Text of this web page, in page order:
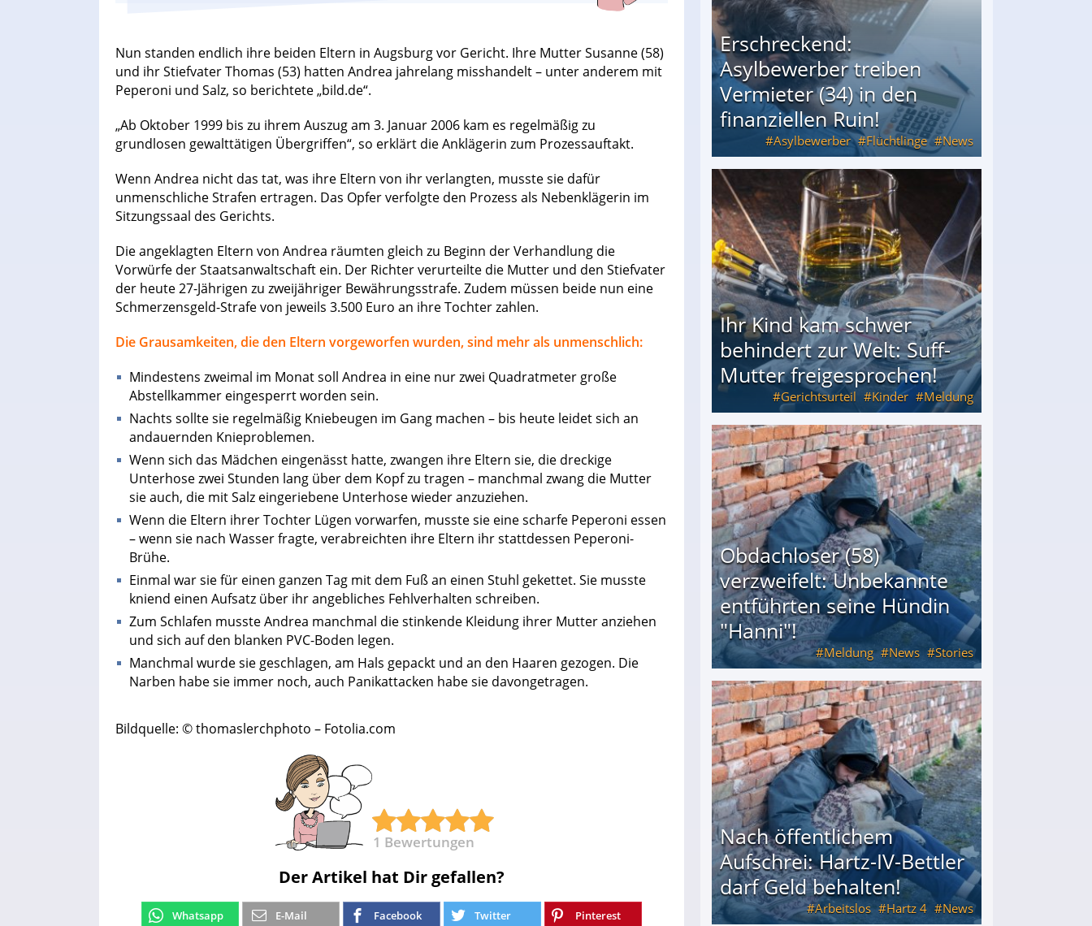
Nun standen endlich ihre beiden Eltern in Augsburg vor Gericht. Ihre Mutter Susanne (58)
und ihr Stiefvater Thomas (53) hatten Andrea jahrelang misshandelt – unter anderem mit
Peperoni und Salz, so berichtete „bild.de“.
„Ab Oktober 1999 bis zu ihrem Auszug am 3. Januar 2006 kam es regelmäßig zu
grundlosen gewalttätigen Übergriffen“, so erklärt die Anklägerin zum Prozessauftakt.
Wenn Andrea nicht das tat, was ihre Eltern von ihr verlangten, musste sie dafür
unmenschliche Strafen ertragen. Das Opfer verfolgte den Prozess als Nebenklägerin im
Sitzungssaal des Gerichts.
Die angeklagten Eltern von Andrea räumten gleich zu Beginn der Verhandlung die
Vorwürfe der Staatsanwaltschaft ein. Der Richter verurteilte die Mutter und den Stiefvater
der heute 27-Jährigen zu zweijähriger Bewährungsstrafe. Zudem müssen beide nun eine
Schmerzensgeld-Strafe von jeweils 3.500 Euro an ihre Tochter zahlen.
Die Grausamkeiten, die den Eltern vorgeworfen wurden, sind mehr als unmenschlich:
Mindestens zweimal im Monat soll Andrea in eine nur zwei Quadratmeter große
Abstellkammer eingesperrt worden sein.
Nachts sollte sie regelmäßig Kniebeugen im Gang machen – bis heute leidet sich an
andauernden Knieproblemen.
Wenn sich das Mädchen eingenässt hatte, zwangen ihre Eltern sie, die dreckige
Unterhose zwei Stunden lang über dem Kopf zu tragen – manchmal zwang die Mutter
sie auch, die mit Salz eingeriebene Unterhose wieder anzuziehen.
Wenn die Eltern ihrer Tochter Lügen vorwarfen, musste sie eine scharfe Peperoni essen
– wenn sie nach Wasser fragte, verabreichten ihre Eltern ihr stattdessen Peperoni-
Brühe.
Einmal war sie für einen ganzen Tag mit dem Fuß an einen Stuhl gekettet. Sie musste
kniend einen Aufsatz über ihr angebliches Fehlverhalten schreiben.
Zum Schlafen musste Andrea manchmal die stinkende Kleidung ihrer Mutter anziehen
und sich auf den blanken PVC-Boden legen.
Manchmal wurde sie geschlagen, am Hals gepackt und an den Haaren gezogen. Die
Narben habe sie immer noch, auch Panikattacken habe sie davongetragen.
Bildquelle: © thomaslerchphoto – Fotolia.com
1 Bewertungen
Der Artikel hat Dir gefallen?
Whatsapp E-Mail Facebook Twitter Pinterest
Erschreckend:
Asylbewerber treiben
Vermieter (34) in den
finanziellen Ruin!
Asylbewerber Flüchtlinge News
Erschreckend: Asylbewerber treiben Vermieter (34) in den finanziellen Ruin!
Ihr Kind kam schwer
behindert zur Welt: Suff-
Mutter freigesprochen!
Gerichtsurteil Kinder Meldung
Ihr Kind kam schwer behindert zur Welt: Suff-Mutter freigesprochen!
Obdachloser (58)
verzweifelt: Unbekannte
entführten seine Hündin
"Hanni"!
Meldung News Stories
Obdachloser (58) verzweifelt: Unbekannte entführten seine Hündin "Hanni"!
Nach öffentlichem
Aufschrei: Hartz-IV-Bettler
darf Geld behalten!
Arbeitslos Hartz 4 News